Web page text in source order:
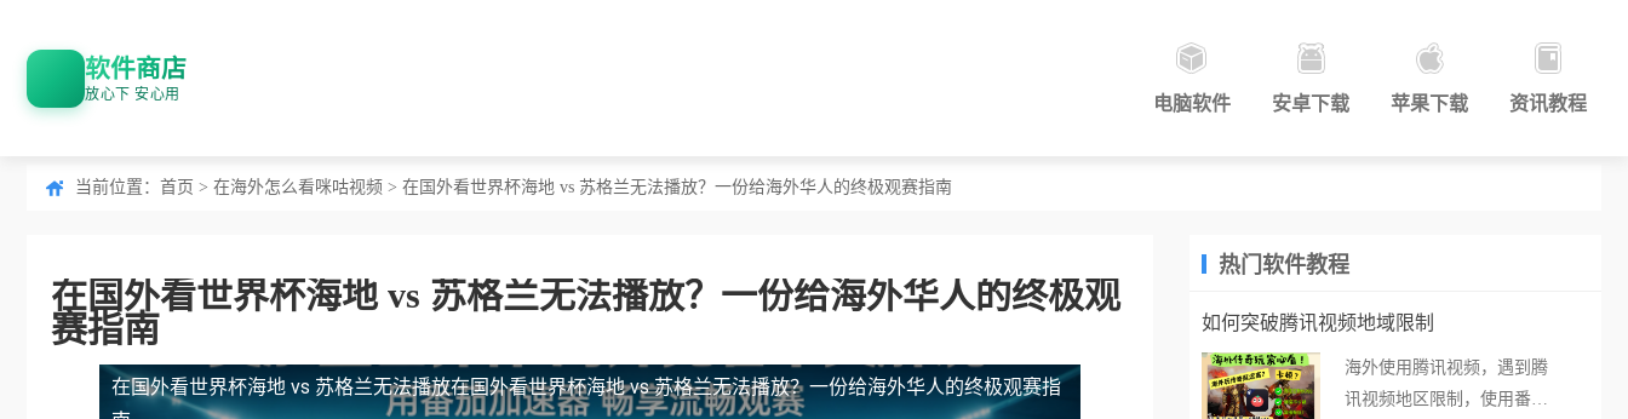
软件商店
放心下 安心用 电脑软件 安卓下载 苹果下载 资讯教程
当前位置： 首页 > 在海外怎么看咪咕视频 > 在国外看世界杯海地 vs 苏格兰无法播放？一份给海外华人的终极观赛指南
在国外看世界杯海地 vs 苏格兰无法播放？一份给海外华人的终极观
赛指南
在国外看世界杯海地 vs 苏格兰无法播放在国外看世界杯海地 vs 苏格兰无法播放？一份给海外华人的终极观赛指
热门软件教程
如何突破腾讯视频地域限制
海外使用腾讯视频，遇到腾
讯视频地区限制，使用番茄